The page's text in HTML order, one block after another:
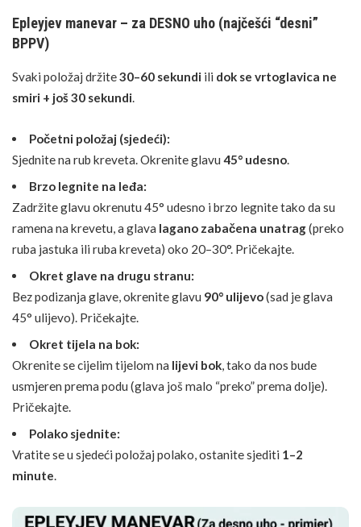
Epleyjev manevar – za DESNO uho (najčešći “desni”
BPPV)
Svaki položaj držite30–60 sekundi ili dok se vrtoglavica ne
smiri + još 30 sekundi.
Početni položaj (sjedeći):
Sjednite na rub kreveta. Okrenite glavu 45° udesno.
Brzo legnite na leđa:
Zadržite glavu okrenutu 45° udesno i brzo legnite tako da su
ramena na krevetu, a glava lagano zabačena unatrag(preko
ruba jastuka ili ruba kreveta) oko 20–30°. Pričekajte.
Okret glave na drugu stranu:
Bez podizanja glave, okrenite glavu 90° ulijevo(sad je glava
45° ulijevo). Pričekajte.
Okret tijela na bok:
Okrenite se cijelim tijelom na lijevi bok, tako da nos bude
usmjeren prema podu (glava još malo “preko” prema dolje).
Pričekajte.
Polako sjednite:
Vratite se u sjedeći položaj polako, ostanite sjediti 1–2
minute.